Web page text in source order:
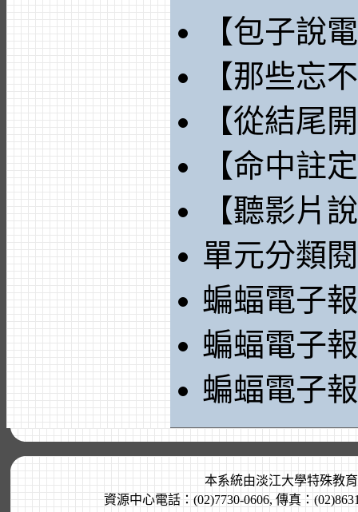
【包子說
【那些忘
【從結尾
【命中註
【聽影片
單元分類
蝙蝠電子
蝙蝠電子
蝙蝠電子
本系統由淡江大學特殊教
資源中心電話：(02)7730-0606, 傳真：